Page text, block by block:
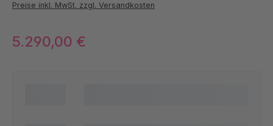
Preise inkl. MwSt. zzgl. Versandkosten
5.290,00 €